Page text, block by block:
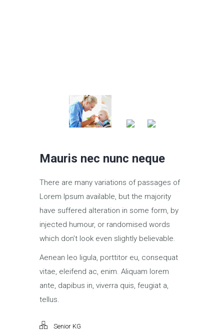
Mauris nec nunc neque
There are many variations of passages of
Lorem Ipsum available, but the majority
have suffered alteration in some form, by
injected humour, or randomised words
which don’t look even slightly believable.
Aenean leo ligula, porttitor eu, consequat
vitae, eleifend ac, enim. Aliquam lorem
ante, dapibus in, viverra quis, feugiat a,
tellus.
Senior KG